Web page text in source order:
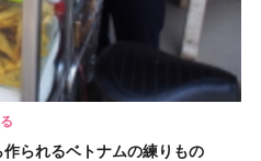
られるベトナムの練りもの